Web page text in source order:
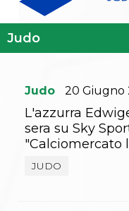
Judo 20 Giugno
L'azzurra
sera su Sky
"Calciomercato
JUDO